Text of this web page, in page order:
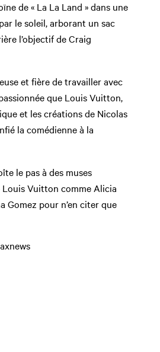
de « La La Land » dans une
le soleil, arborant un sac
l’objectif de Craig
et fière de travailler avec
que Louis Vuitton,
et les créations de Nicolas
la comédienne à la
le pas à des muses
Vuitton comme Alicia
Gomez pour n’en citer que